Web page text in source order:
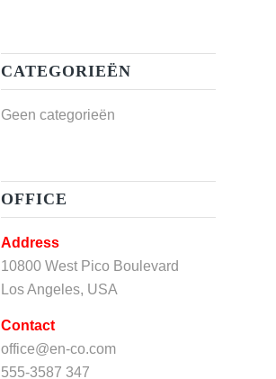
CATEGORIEËN
Geen categorieën
OFFICE
Address
10800 West Pico Boulevard
Los Angeles, USA
Contact
office@en-co.com
555-3587 347